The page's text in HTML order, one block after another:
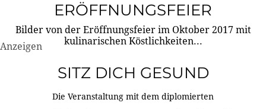
ERÖFFNUNGSFEIER
Bilder von der Eröffnungsfeier im Oktober 2017 mit
kulinarischen Köstlichkeiten...
Anzeigen
SITZ DICH GESUND
Die Veranstaltung mit dem diplomierten